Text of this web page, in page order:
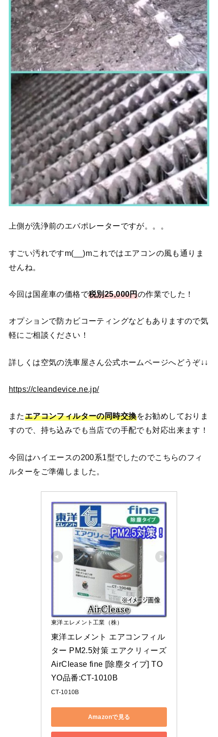
上側が洗浄前のエバポレーターですが。。。
すごい汚れですm(__)mこれではエアコンの風も通りま
せんね。
今回は国産車の価格で税別25,000円の作業でした！
オプションで防カビコーティングなどもありますので気
軽にご相談ください！
詳しくは空気の洗車屋さん公式ホームページへどうぞ↓↓
https://cleandevice.ne.jp/
またエアコンフィルターの同時交換をお勧めしておりま
すので、持ち込みでも当店での手配でも対応出来ます！
今回はハイエースの200系1型でしたのでこちらのフィ
ルターをご準備しました。
東洋エレメント工業（株）
東洋エレメント エアコンフィル
ター PM2.5対策 エアクリィーズ
AirClease fine [除塵タイプ] TO
YO品番:CT-1010B
CT-1010B
Amazonで見る